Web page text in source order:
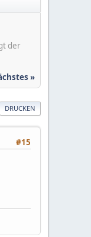
der
»
DRUCKEN
#15